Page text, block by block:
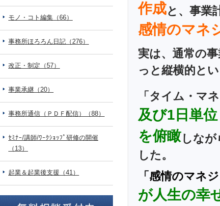
作成と、事業
感情のマネ
実は、通常の
っと縦横的と
「タイム・マ
及び1日単
を俯瞰しな
した。
「感情のマネ
が人生の幸
モノ・コト編集（66）
事務所ほろろん日記（276）
改正・制定（57）
事業承継（20）
事務所通信（ＰＤＦ配信）（88）
ｾﾐﾅｰ/講師/ﾜｰｸｼｮｯﾌﾟ研修の開催
（13）
起業＆起業後支援（41）